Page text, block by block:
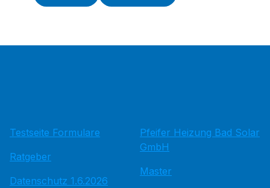
Testseite Formulare
Ratgeber
Datenschutz 1.6.2026
Pfeifer Heizung Bad Solar
GmbH
Master